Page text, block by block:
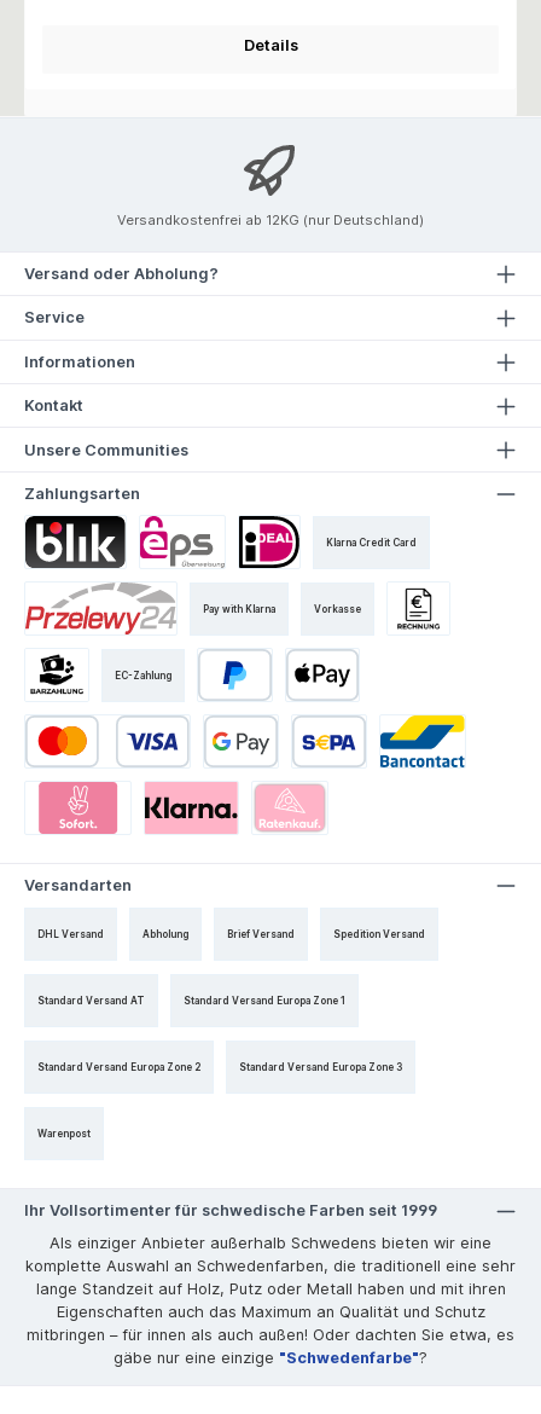
Details
Versandkostenfrei ab 12KG (nur Deutschland)
Versand oder Abholung?
Service
Informationen
Kontakt
Unsere Communities
Zahlungsarten
Klarna Credit Card
Pay with Klarna Vorkasse
EC-Zahlung
Versandarten
DHL Versand Abholung Brief Versand Spedition Versand
Standard Versand AT Standard Versand Europa Zone 1
Standard Versand Europa Zone 2 Standard Versand Europa Zone 3
Warenpost
Ihr Vollsortimenter für schwedische Farben seit 1999
Als einziger Anbieter außerhalb Schwedens bieten wir eine
komplette Auswahl an Schwedenfarben, die traditionell eine sehr
lange Standzeit auf Holz, Putz oder Metall haben und mit ihren
Eigenschaften auch das Maximum an Qualität und Schutz
mitbringen – für innen als auch außen! Oder dachten Sie etwa, es
gäbe nur eine einzige "Schwedenfarbe"?